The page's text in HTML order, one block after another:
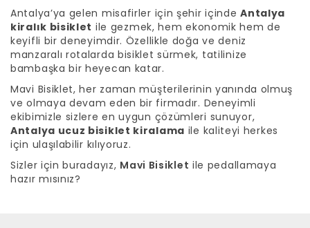
Antalya’ya gelen misafirler için şehir içindeAntalya
kiralık bisiklet ile gezmek, hem ekonomik hem de
keyifli bir deneyimdir. Özellikle doğa ve deniz
manzaralı rotalarda bisiklet sürmek, tatilinize
bambaşka bir heyecan katar.
Mavi Bisiklet, her zaman müşterilerinin yanında olmuş
ve olmaya devam eden bir firmadır. Deneyimli
ekibimizle sizlere en uygun çözümleri sunuyor,
Antalya ucuz bisiklet kiralama ile kaliteyi herkes
için ulaşılabilir kılıyoruz.
Sizler için buradayız, Mavi Bisiklet ile pedallamaya
hazır mısınız?